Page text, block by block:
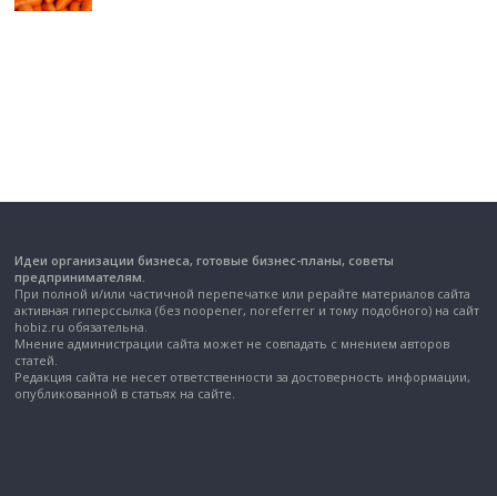
Идеи организации бизнеса, готовые бизнес-планы, советы
предпринимателям.
При полной и/или частичной перепечатке или рерайте материалов сайта
активная гиперссылка (без noopener, noreferrer и тому подобного) на сайт
hobiz.ru обязательна.
Мнение администрации сайта может не совпадать с мнением авторов
статей.
Редакция сайта не несет ответственности за достоверность информации,
опубликованной в статьях на сайте.